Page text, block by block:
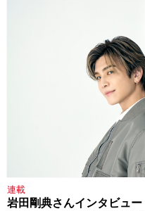
連載
岩田剛典さんインタビュ